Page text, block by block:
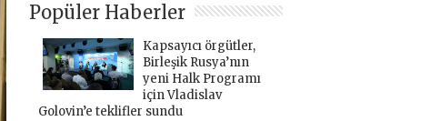
Popüler Haberler
Kapsayıcı örgütler,
Birleşik Rusya’nın
yeni Halk Programı
için Vladislav
Golovin’e teklifler sundu